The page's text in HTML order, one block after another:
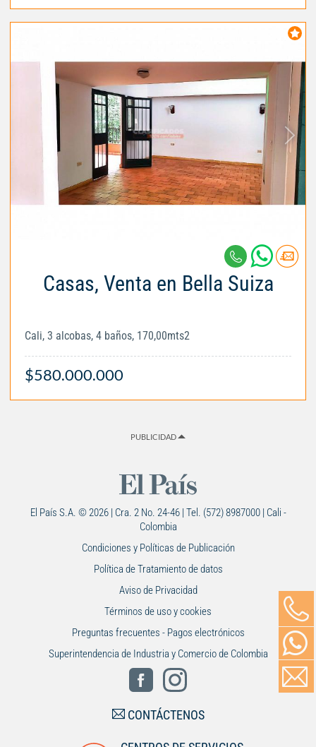
Casas, Venta en Bella Suiza
Cali, 3 alcobas, 4 baños, 170,00mts2
$580.000.000
PUBLICIDAD
El País S.A. © 2026 | Cra. 2 No. 24-46 | Tel. (572) 8987000 | Cali -
Colombia
Condiciones y Políticas de Publicación
Política de Tratamiento de datos
Aviso de Privacidad
Términos de uso y cookies
Preguntas frecuentes - Pagos electrónicos
Superintendencia de Industria y Comercio de Colombia
CONTÁCTENOS